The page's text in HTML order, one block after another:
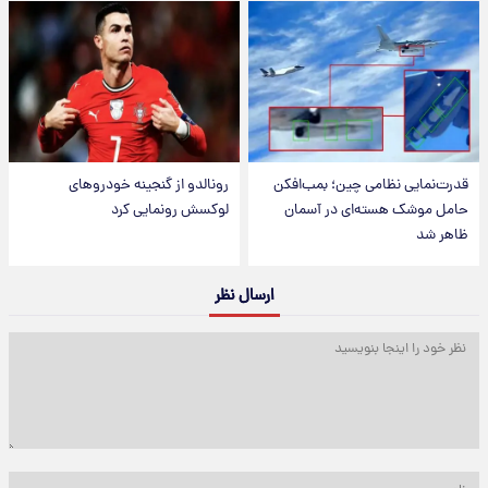
قدرت‌نمایی نظامی چین؛ بمب‌افکن
حامل موشک هسته‌ای در آسمان
ظاهر شد
رونالدو از گنجینه خودروهای
لوکسش رونمایی کرد
ارسال نظر